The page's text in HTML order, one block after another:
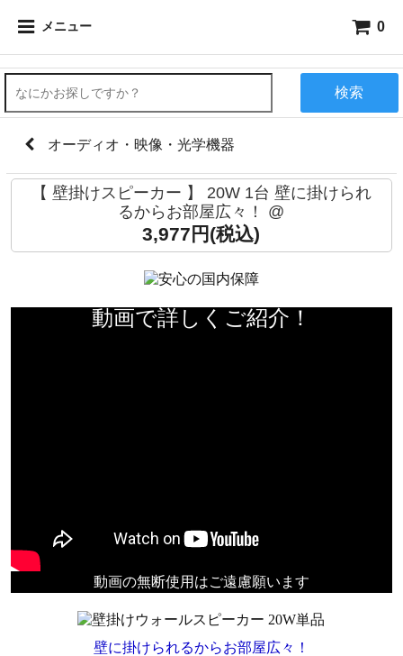
メニュー 0
検索
オーディオ・映像・光学機器
【 壁掛けスピーカー 】 20W 1台 壁に掛けられ
るからお部屋広々！ @
3,977円(税込)
動画で詳しくご紹介！
動画の無断使用はご遠慮願います
壁に掛けられるからお部屋広々！